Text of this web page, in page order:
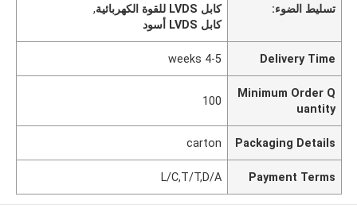
تسليط الضوء:
كابل LVDS للقوة الكهربائية
,
كابل LVDS أسود
Delivery Time
4-5 weeks
Minimum Order Q
uantity
100
Packaging Details
carton
Payment Terms
L/C,T/T,D/A